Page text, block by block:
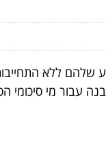
שלהם ללא
עבור מי סיכומי